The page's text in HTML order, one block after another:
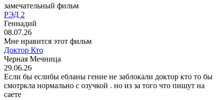
замечательный фильм
РЭД 2
Геннадий
08.07.26
Мне нравится этот фильм
Доктор Кто
Черная Мечница
29.06.26
Если бы еслибы ебланы гение не заблокали доктор кто то бы
смотркла нормально с озучкой . но из за того что пишут на
саете